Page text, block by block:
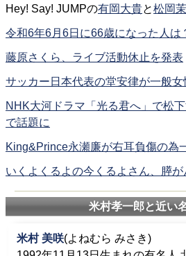
Hey! Say! JUMPの有岡大貴と松岡
令和6年6月6日に66歳になった人は
藤原さくら、ライブ活動休止を発表
サッカー日本代表の堂安律が一般
NHK大河ドラマ「光る君へ」で松
で話題に
King&Prince永瀬廉が右耳負傷の為
いくよくるよの今くるよさん、膵
米村孝一郎と近い
米村 美咲(よねむら みさき)